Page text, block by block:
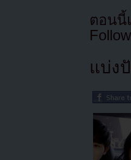
ตอนนี้
แบ่ง